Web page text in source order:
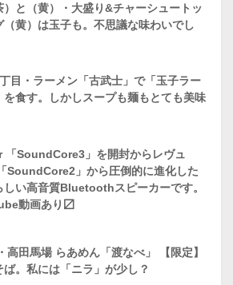
）と（黄）・大盛り&チャーシュートッ
（黄）は玉子も。不思議な味わいでし
目・ラーメン「古武士」で「玉子ラー
を食す。しかしスープも麺もとても美味
「SoundCore3」を開封からレヴュ
SoundCore2」から圧倒的に進化した
しい高音質Bluetoothスピーカーです。
動画あり〼
高田馬場 らあめん「渡なべ」 【限定】
ば。私には「ニラ」が少し？